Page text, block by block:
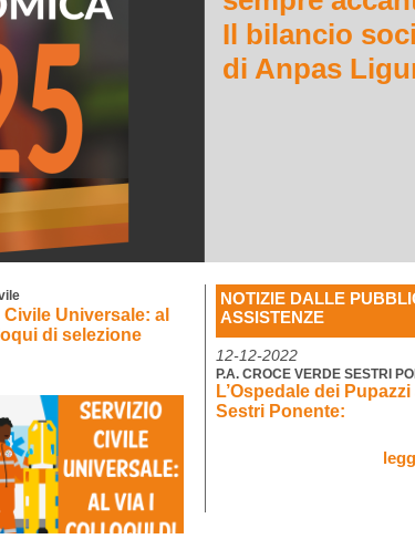
Il bilancio
di Anpas
Universale: al
di selezione
NOTIZIE DALLE
ASSISTENZE
12-12-2022
P.A. CROCE VERDE SESTRI
L’Ospedale dei Pupazzi
Sestri Ponente: